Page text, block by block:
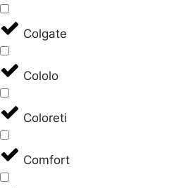
Colgate
Cololo
Coloreti
Comfort